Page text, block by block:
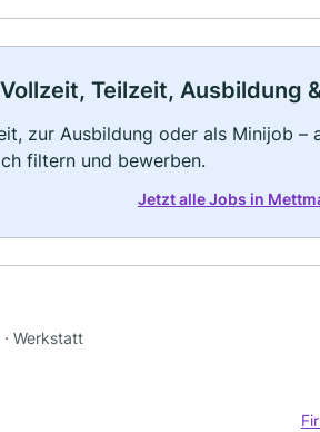
Teilzeit, Ausbildung
zur Ausbildung oder als Minijob –
filtern und bewerben.
Jetzt alle Jobs in
Werkstatt